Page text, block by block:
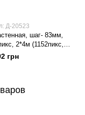
Д-20523
шаг- 83мм,
2*4м (1152пикс,
346W, БП-300W/5V-2шт)
грн